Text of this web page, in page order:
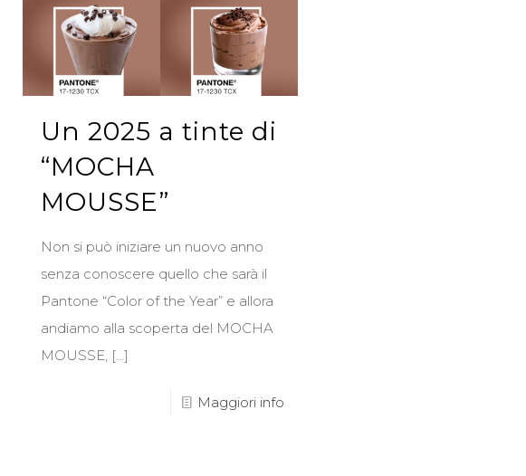
Un 2025 a tinte di
“MOCHA
MOUSSE”
Non si può iniziare un nuovo anno
senza conoscere quello che sarà il
Pantone “Color of the Year” e allora
andiamo alla scoperta del MOCHA
MOUSSE, […]
Maggiori info